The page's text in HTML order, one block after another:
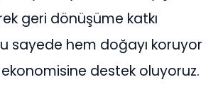
geri dönüşüme katkı
sayede hem doğayı koruyor
destek oluyoruz.